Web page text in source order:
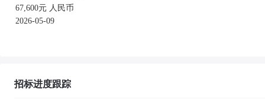
67,600元 人民币
2026-05-09
招标进度跟踪